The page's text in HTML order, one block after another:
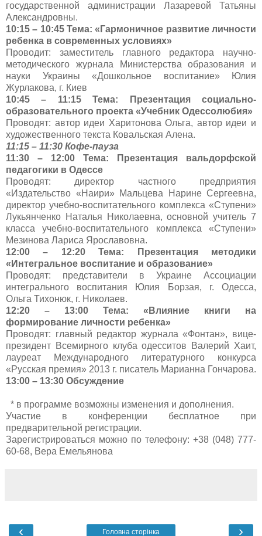
государственной администрации Лазаревой Татьяны
Александровны.
10:15 – 10:45 Тема: «Гармоничное развитие личности
ребенка в современных условиях»
Проводит: заместитель главного редактора научно-
методического журнала Министерства образования и
науки Украины «Дошкольное воспитание» Юлия
Журлакова, г. Киев
10:45 – 11:15
Тема: Презентация социально-
образовательного проекта «Учебник Одессолюбия»
Проводят: автор идеи Харитонова Ольга, автор идеи и
художественного текста Ковальская Алена.
11:15 – 11:30 Кофе-пауза
11:30 – 12:00
Тема: Презентация вальдорфской
педагогики в Одессе
Проводят: директор частного предприятия
«Издательство «Наири» Мальцева Нарине Сергеевна,
директор учебно-воспитательного комплекса «Ступени»
Лукьянченко Наталья Николаевна, основной учитель 7
класса учебно-воспитательного комплекса «Ступени»
Мезинова Лариса Ярославовна.
12:00 – 12:20
Тема: Презентация методики
«Интегральное воспитание и образование»
Проводят: представители в Украине Ассоциации
интегрального воспитания Юлия Борзая, г. Одесса,
Ольга Тихонюк, г. Николаев.
12:20 – 13:00
Тема: «Влияние книги на
формирование личности ребенка»
Проводят: главный редактор журнала «Фонтан», вице-
президент Всемирного клуба одесситов Валерий Хаит,
лауреат Международного литературного конкурса
«Русская премия» 2013 г. писатель Марианна Гончарова.
13:00 – 13:30 Обсуждение
* в программе возможны изменения и дополнения.
Участие в конференции бесплатное при
предварительной регистрации.
Зарегистрироваться можно по телефону: +38 (048) 777-
60-68, Вера Емельянова
‹ ›
Головна сторінка